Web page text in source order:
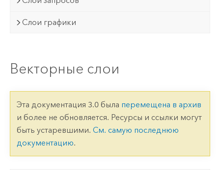
Слои графики
Векторные слои
Эта документация 3.0 была перемещена в архив
и более не обновляется. Ресурсы и ссылки могут
быть устаревшими. См. самую последнюю
документацию.